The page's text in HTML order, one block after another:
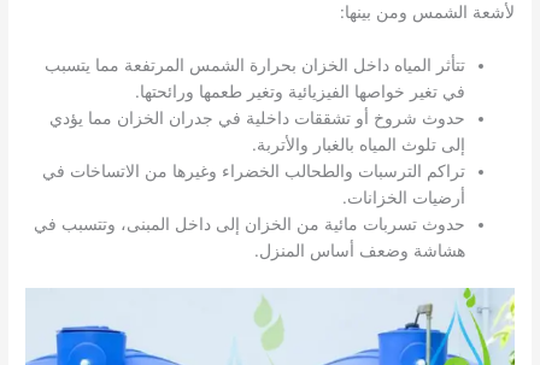
لأشعة الشمس ومن بينها:
تتأثر المياه داخل الخزان بحرارة الشمس المرتفعة مما يتسبب
في تغير خواصها الفيزيائية وتغير طعمها ورائحتها.
حدوث شروخ أو تشققات داخلية في جدران الخزان مما يؤدي
إلى تلوث المياه بالغبار والأتربة.
تراكم الترسبات والطحالب الخضراء وغيرها من الاتساخات في
أرضيات الخزانات.
حدوث تسربات مائية من الخزان إلى داخل المبنى، وتتسبب في
هشاشة وضعف أساس المنزل.